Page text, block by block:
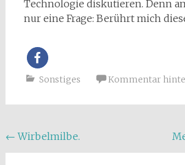
Technologie diskutieren. Denn
nur eine Frage: Berührt mich
Sonstiges Kommentar
Beitragsnavigation
← Wirbelmilbe.